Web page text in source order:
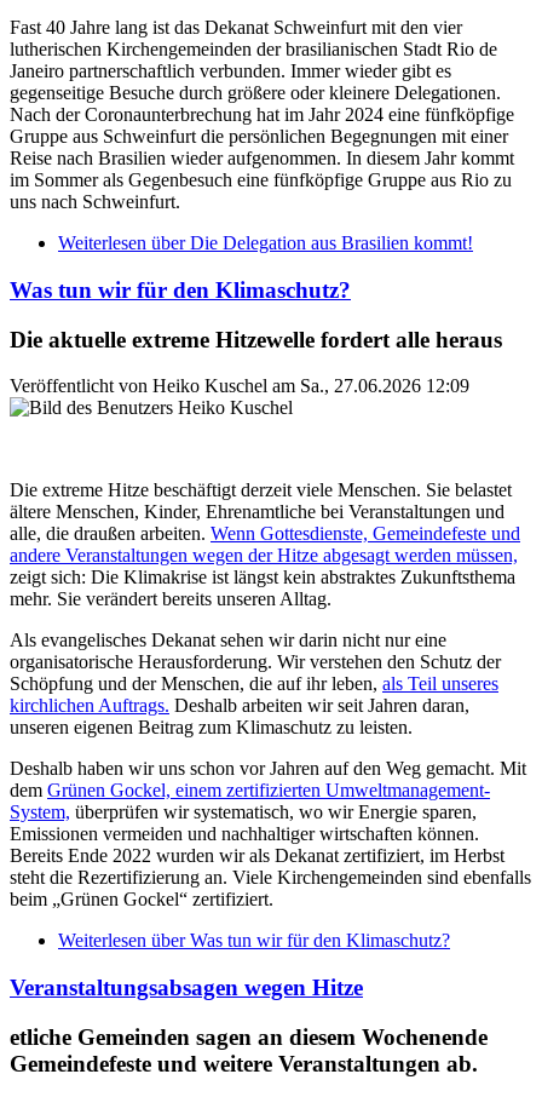
Fast 40 Jahre lang ist das Dekanat Schweinfurt mit den vier
lutherischen Kirchengemeinden der brasilianischen Stadt Rio de
Janeiro partnerschaftlich verbunden. Immer wieder gibt es
gegenseitige Besuche durch größere oder kleinere Delegationen.
Nach der Coronaunterbrechung hat im Jahr 2024 eine fünfköpfige
Gruppe aus Schweinfurt die persönlichen Begegnungen mit einer
Reise nach Brasilien wieder aufgenommen. In diesem Jahr kommt
im Sommer als Gegenbesuch eine fünfköpfige Gruppe aus Rio zu
uns nach Schweinfurt.
Weiterlesen über Die Delegation aus Brasilien kommt!
Was tun wir für den Klimaschutz?
Die aktuelle extreme Hitzewelle fordert alle heraus
Veröffentlicht von Heiko Kuschel am Sa., 27.06.2026 12:09
Die extreme Hitze beschäftigt derzeit viele Menschen. Sie belastet
ältere Menschen, Kinder, Ehrenamtliche bei Veranstaltungen und
alle, die draußen arbeiten. Wenn Gottesdienste, Gemeindefeste und
andere Veranstaltungen wegen der Hitze abgesagt werden müssen,
zeigt sich: Die Klimakrise ist längst kein abstraktes Zukunftsthema
mehr. Sie verändert bereits unseren Alltag.
Als evangelisches Dekanat sehen wir darin nicht nur eine
organisatorische Herausforderung. Wir verstehen den Schutz der
Schöpfung und der Menschen, die auf ihr leben, als Teil unseres
kirchlichen Auftrags. Deshalb arbeiten wir seit Jahren daran,
unseren eigenen Beitrag zum Klimaschutz zu leisten.
Deshalb haben wir uns schon vor Jahren auf den Weg gemacht. Mit
dem Grünen Gockel, einem zertifizierten Umweltmanagement-
System, überprüfen wir systematisch, wo wir Energie sparen,
Emissionen vermeiden und nachhaltiger wirtschaften können.
Bereits Ende 2022 wurden wir als Dekanat zertifiziert, im Herbst
steht die Rezertifizierung an. Viele Kirchengemeinden sind ebenfalls
beim „Grünen Gockel“ zertifiziert.
Weiterlesen über Was tun wir für den Klimaschutz?
Veranstaltungsabsagen wegen Hitze
etliche Gemeinden sagen an diesem Wochenende
Gemeindefeste und weitere Veranstaltungen ab.